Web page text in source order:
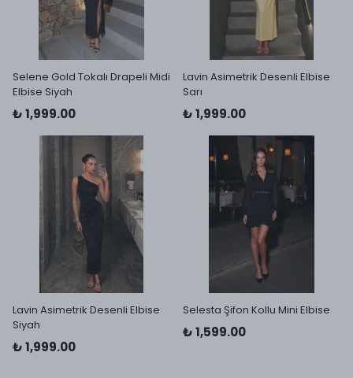
Selene Gold Tokalı Drapeli Midi
Elbise Siyah
₺ 1,999.00
Lavin Asimetrik Desenli Elbise
Sarı
₺ 1,999.00
Lavin Asimetrik Desenli Elbise
Siyah
₺ 1,999.00
Selesta Şifon Kollu Mini Elbise
₺ 1,599.00